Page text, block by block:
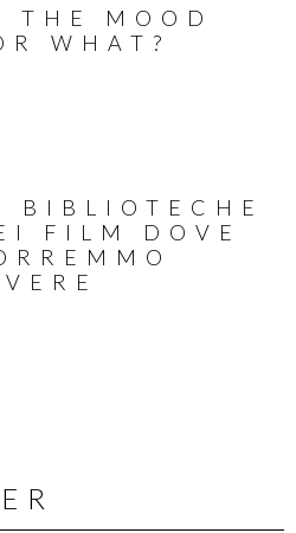
THE MOOD
WHAT?
BIBLIOTECHE
FILM DOVE